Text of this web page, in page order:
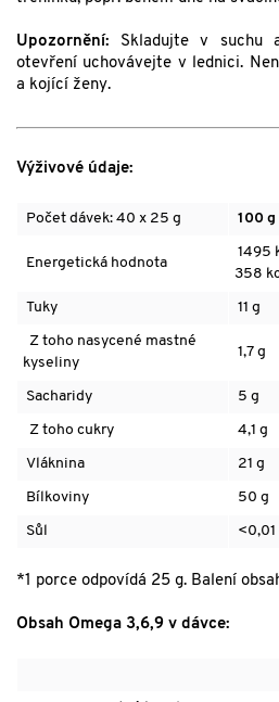
Upozornění: Skladujte v suchu
otevření uchovávejte v lednici.
a kojící ženy.
Výživové údaje:
Počet dávek: 40 x 25 g 100 g
Energetická hodnota
1495
358
Tuky 11 g
Z toho nasycené mastné
kyseliny
1,7 g
Sacharidy 5 g
Z toho cukry 4,1 g
Vláknina 21 g
Bílkoviny 50 g
Sůl <0,01
*1 porce odpovídá 25 g. Balení
Obsah Omega 3,6,9 v dávce: